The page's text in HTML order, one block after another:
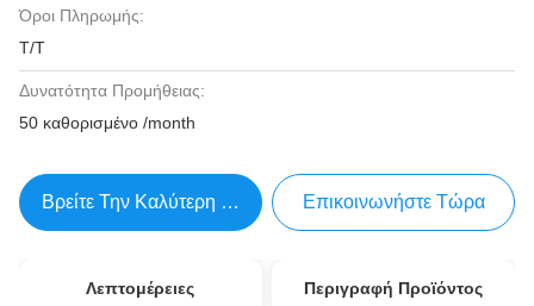
Όροι Πληρωμής:
T/T
Δυνατότητα Προμήθειας:
50 καθορισμένο /month
Βρείτε Την Καλύτερη Τιμή Επικοινωνήστε Τώρα
Λεπτομέρειες Περιγραφή Προϊόντος